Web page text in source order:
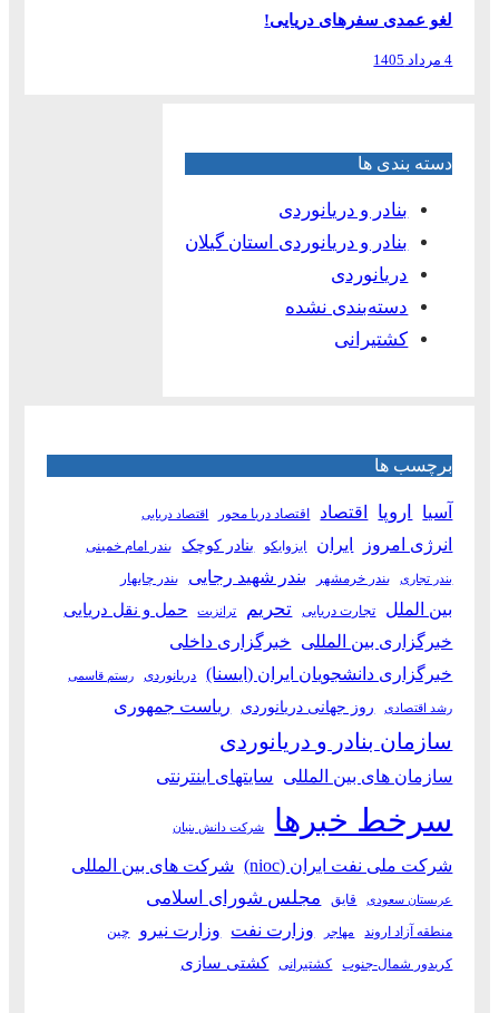
لغو عمدی سفرهای دریایی!
4 مرداد 1405
دسته بندی ها
بنادر و دریانوردی
بنادر و دریانوردی استان گیلان
دریانوردی
دسته‌بندی نشده
کشتیرانی
برچسب ها
آسیا اروپا اقتصاد اقتصاد دریا محور اقتصاد دریایی
انرژی امروز ایران ایزوایکو بنادر کوچک بندر امام خمینی
بندر تجاری بندر خرمشهر بندر شهید رجایی بندر چابهار
بین الملل تجارت دریایی تحریم ترانزیت حمل و نقل دریایی
خبرگزاری بین المللی خبرگزاری داخلی
خبرگزاری دانشجویان ایران (ایسنا)
دریانوردی رستم قاسمی
رشد اقتصادی روز جهانی دریانوردی ریاست جمهوری
سازمان بنادر و دریانوردی
سازمان های بین المللی سایتهای اینترنتی
سرخط خبرها شرکت دانش بنیان
شرکت ملی نفت ایران (nioc) شرکت های بین المللی
عربستان سعودی قایق مجلس شورای اسلامی
منطقه آزاد اروند مهاجر وزارت نفت وزارت نیرو چین
کریدور شمال-جنوب کشتیرانی کشتی سازی